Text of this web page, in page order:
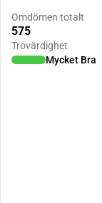
Omdömen totalt
575
Trovärdighet
Mycket Bra